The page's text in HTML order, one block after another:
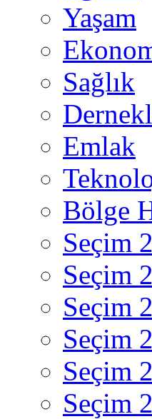
Yaşam
Sağlık
Emlak
Bölge
Seçim
Seçim
Seçim
Seçim
Seçim
Seçim